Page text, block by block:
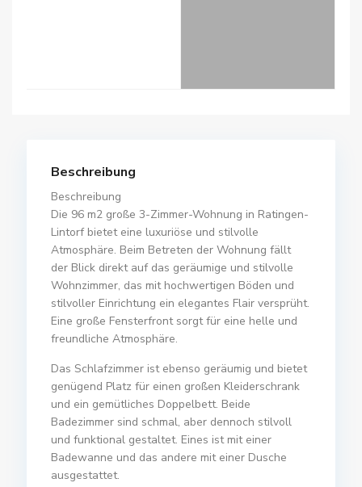
Beschreibung
Beschreibung
Die 96 m2 große 3-Zimmer-Wohnung in Ratingen-
Lintorf bietet eine luxuriöse und stilvolle
Atmosphäre. Beim Betreten der Wohnung fällt
der Blick direkt auf das geräumige und stilvolle
Wohnzimmer, das mit hochwertigen Böden und
stilvoller Einrichtung ein elegantes Flair versprüht.
Eine große Fensterfront sorgt für eine helle und
freundliche Atmosphäre.
Das Schlafzimmer ist ebenso geräumig und bietet
genügend Platz für einen großen Kleiderschrank
und ein gemütliches Doppelbett. Beide
Badezimmer sind schmal, aber dennoch stilvoll
und funktional gestaltet. Eines ist mit einer
Badewanne und das andere mit einer Dusche
ausgestattet.